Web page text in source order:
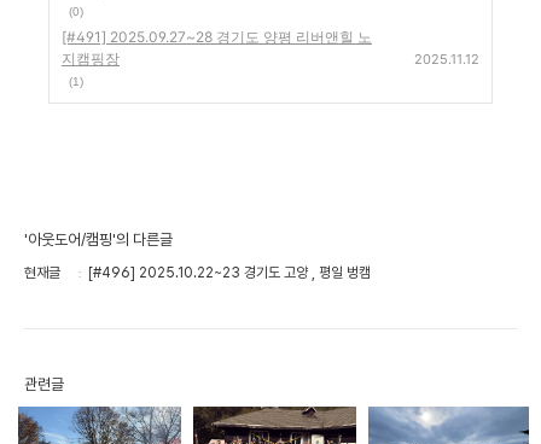
(0)
[#491] 2025.09.27~28 경기도 양평 리버앤힐 노
지캠핑장
(1)
2025.11.12
'아웃도어/캠핑'의 다른글
현재글 [#496] 2025.10.22~23 경기도 고양 , 평일 벙캠
관련글